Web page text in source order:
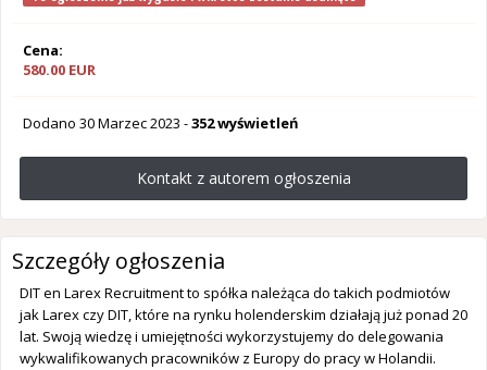
Cena:
580.00 EUR
Dodano 30 Marzec 2023 -352 wyświetleń
Kontakt z autorem ogłoszenia
Szczegóły ogłoszenia
DIT en Larex Recruitment to spółka należąca do takich podmiotów
jak Larex czy DIT, które na rynku holenderskim działają już ponad 20
lat. Swoją wiedzę i umiejętności wykorzystujemy do delegowania
wykwalifikowanych pracowników z Europy do pracy w Holandii.